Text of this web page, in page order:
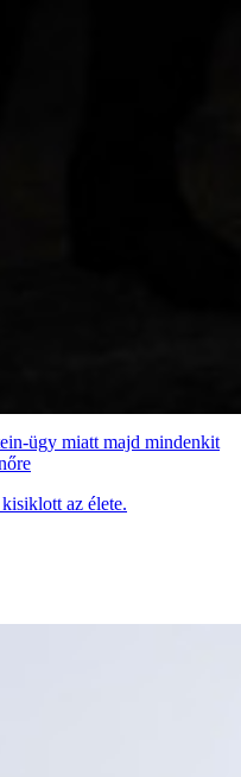
ügy miatt majd mindenkit
az élete.